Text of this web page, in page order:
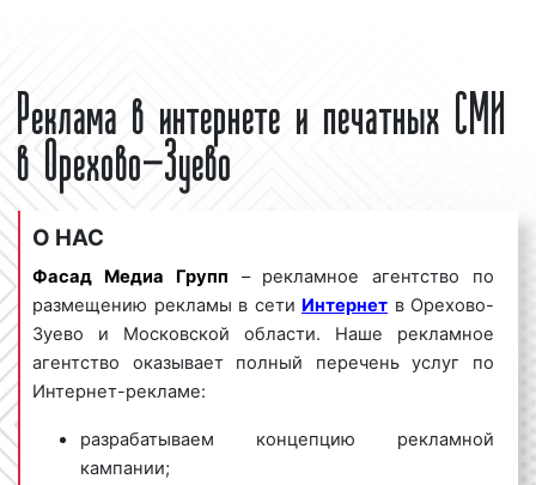
Реклама в интернете и печатных СМИ
в Орехово-Зуево
О НАС
Фасад Медиа Групп – рекламное агентство по
размещению рекламы в сети Интернет в Орехово-
Зуево и Московской области. Наше рекламное
агентство оказывает полный перечень услуг по
Интернет-рекламе:
разрабатываем концепцию рекламной
кампании;